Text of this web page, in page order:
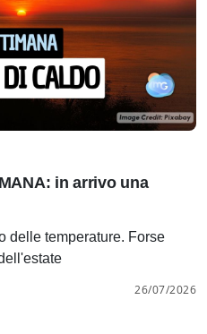
in arrivo una
delle temperature. Forse
26/07/2026